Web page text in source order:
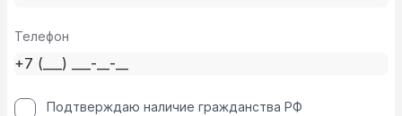
Телефон
Подтверждаю наличие гражданства РФ